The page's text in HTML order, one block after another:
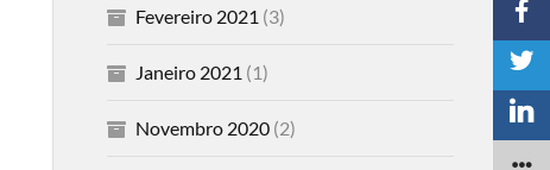
Fevereiro 2021 (3)
Janeiro 2021 (1)
Novembro 2020(2)